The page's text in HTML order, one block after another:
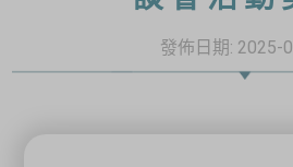
發佈日期: 2025-